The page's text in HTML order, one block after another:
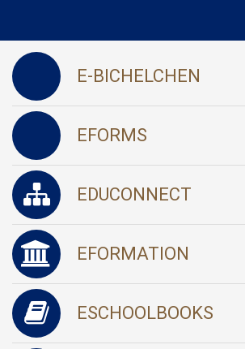
E-BICHELCHEN
EFORMS
EDUCONNECT
EFORMATION
ESCHOOLBOOKS